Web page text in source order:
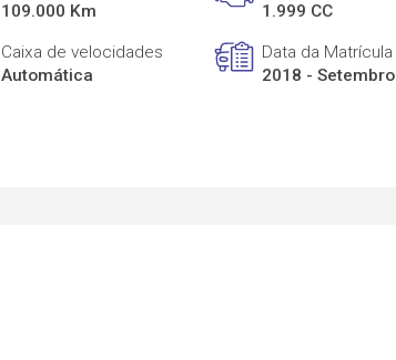
109.000 Km
1.999 CC
Caixa de velocidades
Automática
Data da Matrícula
2018 - Setembro